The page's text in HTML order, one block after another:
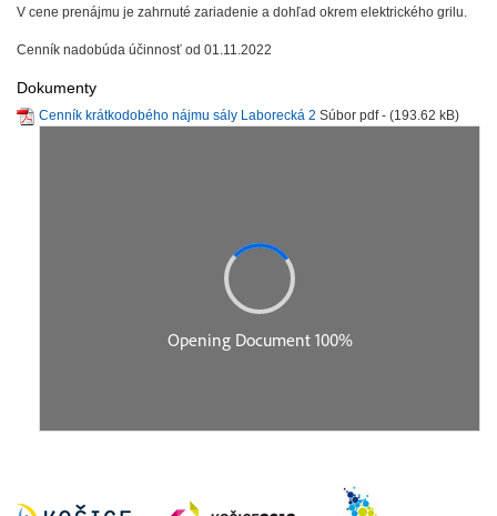
V cene prenájmu je zahrnuté zariadenie a dohľad okrem elektrického grilu.
Cenník nadobúda účinnosť od 01.11.2022
Dokumenty
Cenník krátkodobého nájmu sály Laborecká 2 Súbor pdf - (193.62 kB)